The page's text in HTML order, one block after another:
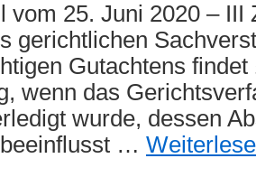
vom 25. Juni 2020 – III
gerichtlichen
Gutachtens
wenn das
wurde, dessen
…